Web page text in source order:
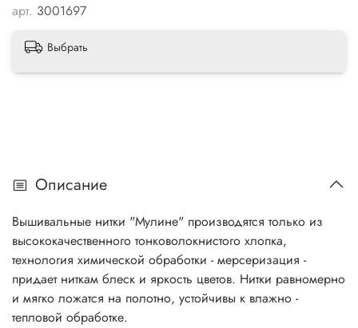
арт. 3001697
Выбрать
Описание
Вышивальные нитки "Мулине" производятся только из
высококачественного тонковолокнистого хлопка,
технология химической обработки - мерсеризация -
придает ниткам блеск и яркость цветов. Нитки равномерно
и мягко ложатся на полотно, устойчивы к влажно -
тепловой обработке.